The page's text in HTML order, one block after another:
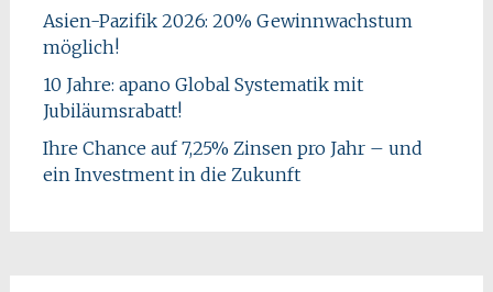
Asien-Pazifik 2026: 20% Gewinnwachstum
möglich!
10 Jahre: apano Global Systematik mit
Jubiläumsrabatt!
Ihre Chance auf 7,25% Zinsen pro Jahr – und
ein Investment in die Zukunft